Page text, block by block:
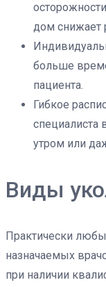
дом снижает
больше
пациента.
Гибкое
специалиста
утром или
Виды
Практически
назначаемых
при наличии